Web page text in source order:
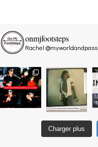
onmjfootsteps
Rachel
Charger plus